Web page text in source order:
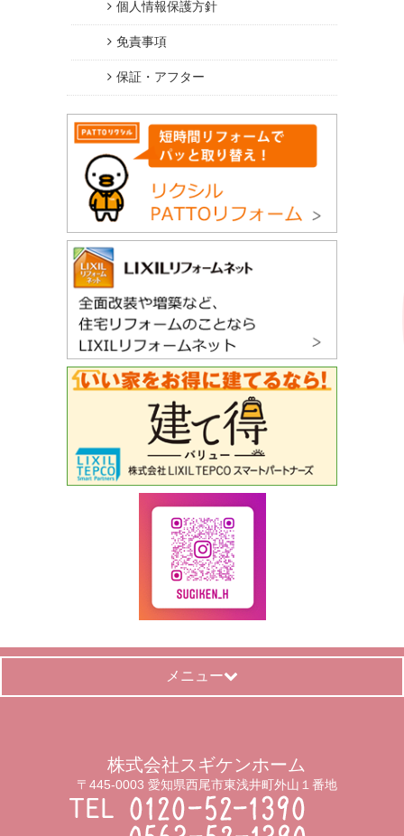
個人情報保護方針
免責事項
保証・アフター
メニュー
株式会社スギケンホーム
〒445-0003 愛知県西尾市東浅井町外山１番地